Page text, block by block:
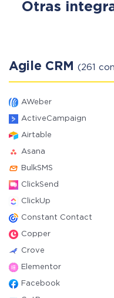
Otras
Agile CRM (261
AWeber
ActiveCampaign
Airtable
Asana
BulkSMS
ClickSend
ClickUp
Constant Contact
Copper
Crove
Elementor
Facebook